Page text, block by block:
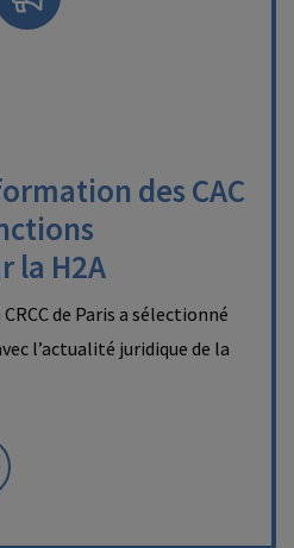
des CAC
la H2A
de Paris a sélectionné
l’actualité juridique de la